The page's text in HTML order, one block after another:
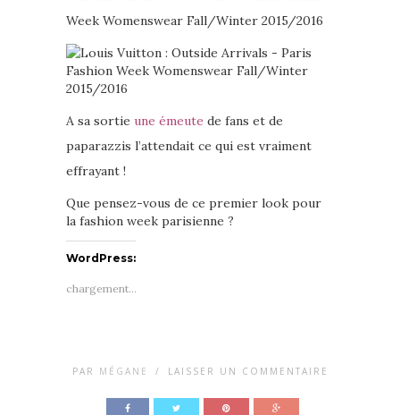
A sa sortie une émeute de fans et de
paparazzis l’attendait ce qui est vraiment
effrayant !
Que pensez-vous de ce premier look pour
la fashion week parisienne ?
WordPress:
chargement…
PAR MÉGANE / LAISSER UN COMMENTAIRE